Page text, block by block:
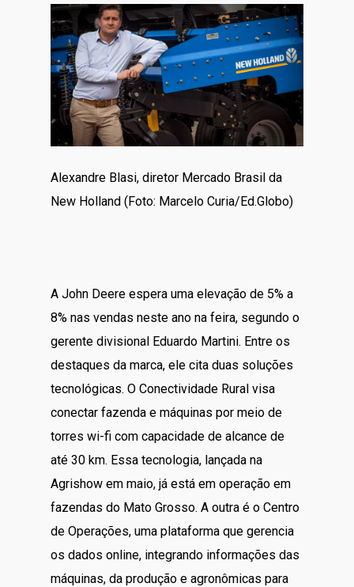
Alexandre Blasi, diretor Mercado Brasil da
New Holland (Foto: Marcelo Curia/Ed.Globo)
A John Deere espera uma elevação de 5% a
8% nas vendas neste ano na feira, segundo o
gerente divisional Eduardo Martini. Entre os
destaques da marca, ele cita duas soluções
tecnológicas. O Conectividade Rural visa
conectar fazenda e máquinas por meio de
torres wi-fi com capacidade de alcance de
até 30 km. Essa tecnologia, lançada na
Agrishow em maio, já está em operação em
fazendas do Mato Grosso. A outra é o Centro
de Operações, uma plataforma que gerencia
os dados online, integrando informações das
máquinas, da produção e agronômicas para